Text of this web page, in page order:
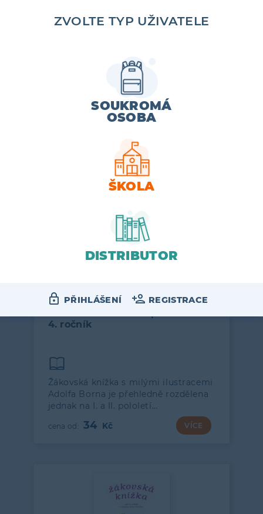
tradičního způsobu známkování
pedagogem dostanou prostor i sami
34
4. ROČNÍK
4. ročník
Žákovská knížka s milými ilustracemi
Adolfa Borna je přehledně rozdělena
jednak na I. a II. pololetí…
34 VÍCE
ZVOLTE TYP UŽIVATELE
SOUKROMÁ
OSOBA
ŠKOLA
DISTRIBUTOR
PŘIHLÁŠENÍ REGISTRACE